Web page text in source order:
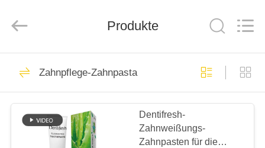
HAUS
PRODUKTE
VIDEOS
CENTER.
Zahnpflege-
Zahnpasta
150
Produkte
Zahnpflege-Zahnpasta
Dentifresh-
Zahnweißungs-
Zahnpasten für die